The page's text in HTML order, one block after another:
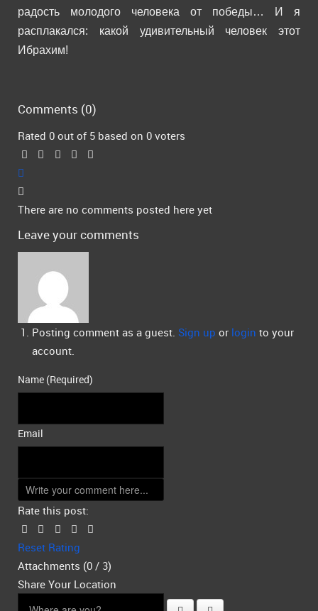
радость молодого человека от победы… И я
расплакался: какой удивительный человек этот
Ибрахим!
Comments (0)
Rated 0 out of 5 based on 0 voters
There are no comments posted here yet
Leave your comments
Posting comment as a guest. Sign up or login to your
account.
Name (Required)
Email
Rate this post:
Reset Rating
Attachments (0 / 3)
Share Your Location